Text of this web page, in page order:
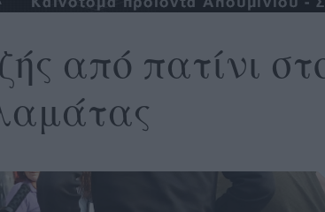
από πατίνι